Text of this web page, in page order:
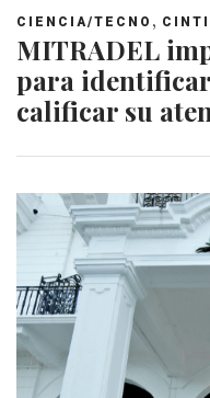
CIENCIA/TECNO ,
MITRADEL
para
calificar su